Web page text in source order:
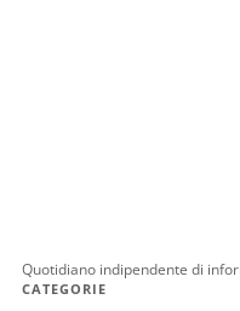
Quotidiano indipendente di
CATEGORIE